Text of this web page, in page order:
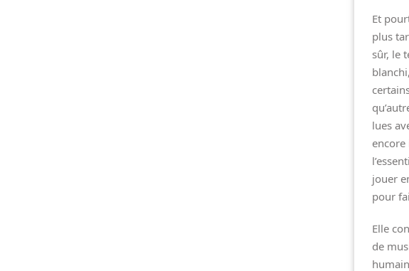
Et
plus
sûr, le
lues
encore
jouer
pour
Elle
de